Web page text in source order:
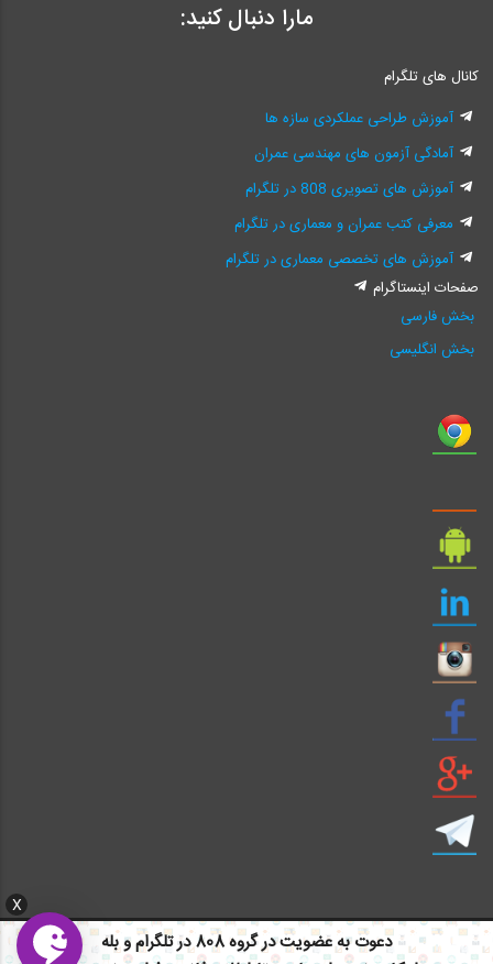
X
دعوت به عضویت در گروه 808 در تلگرام و بله
مارا دنبال کنید:
کانال های تلگرام
آموزش طراحی عملکردی سازه ها
آمادگی آزمون های مهندسی عمران
آموزش های تصویری 808 در تلگرام
معرفی کتب عمران و معماری در تلگرام
آموزش های تخصصی معماری در تلگرام
صفحات اینستاگرام
بخش فارسی
بخش انگلیسی
ایمیل: info civil808.com | ایمیل: saze808 gmail.com